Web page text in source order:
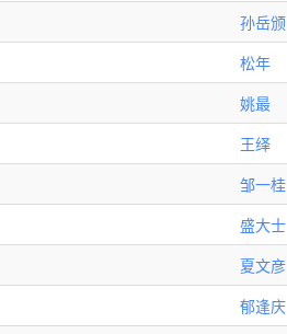
孙岳颁
松年
姚最
王绎
邹一桂
盛大士
夏文彦
郁逢庆